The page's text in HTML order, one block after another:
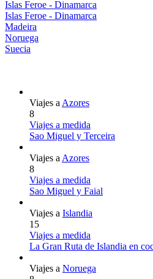
Islas Feroe - Dinamarca
Islas Feroe - Dinamarca
Madeira
Noruega
Suecia
Viajes a Azores
8
Viajes a medida
Sao Miguel y Terceira
Viajes a Azores
8
Viajes a medida
Sao Miguel y Faial
Viajes a Islandia
15
Viajes a medida
La Gran Ruta de Islandia en
Viajes a Noruega